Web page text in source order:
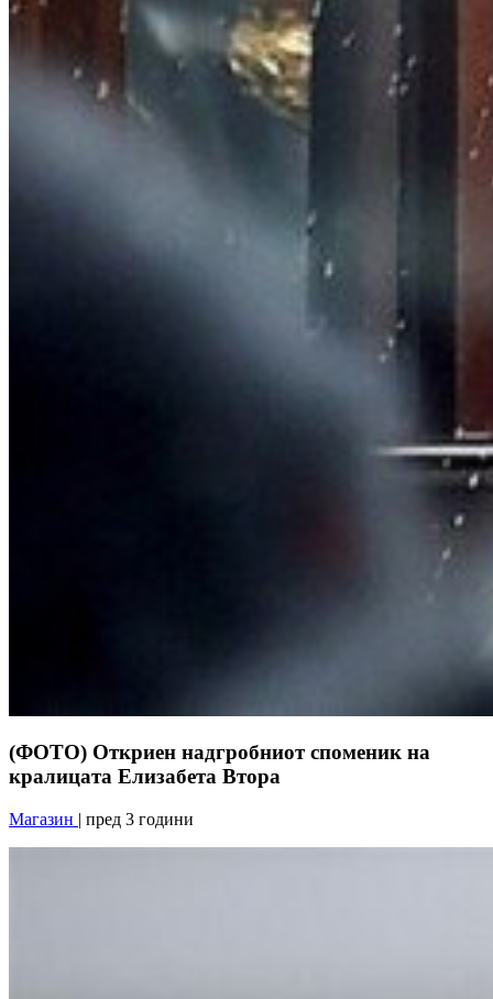
(ФОТО) Откриен надгробниот споменик на
кралицата Елизабета Втора
Магазин | пред 3 години